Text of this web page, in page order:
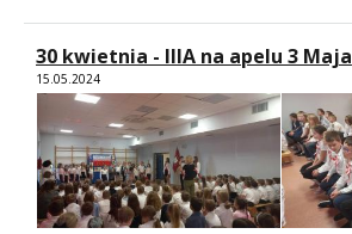
30 kwietnia - IIIA na apelu 3 Maja
15.05.2024